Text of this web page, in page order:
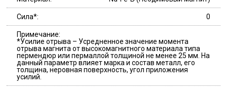
Сила*: 0
Примечание:
*Усилие отрыва – Усредненное значение момента
отрыва магнита от высокомагнитного материала типа
пермендюр или пермаллой толщиной не менее 25 мм. На
данный параметр влияет марка и состав металл, его
толщина, неровная поверхность, угол приложения
усилий.